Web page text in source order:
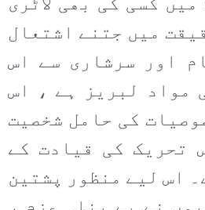
میں جتنے اشتعال
اور سرشاری سے اس
مواد لبریز ہے ، اس
کی حامل شخصیت
تحریک کی قیادت کے
اس لیے منظور پشتین